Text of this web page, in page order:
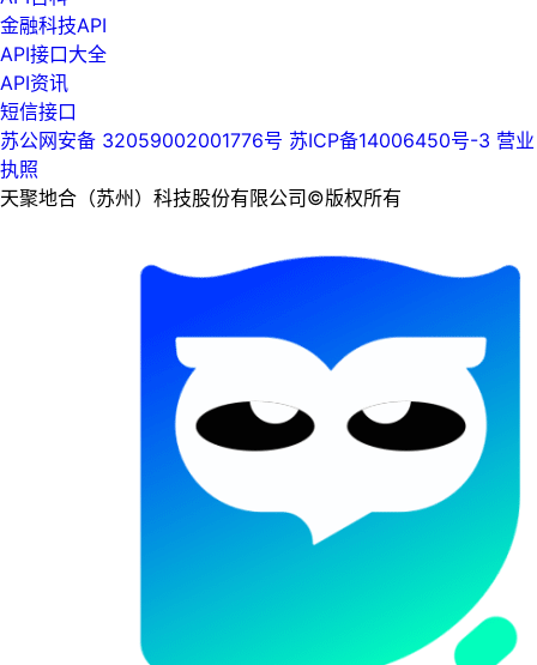
金融科技API
API接口大全
API资讯
短信接口
苏公网安备 32059002001776号 苏ICP备14006450号-3 营业
执照
天聚地合（苏州）科技股份有限公司©版权所有